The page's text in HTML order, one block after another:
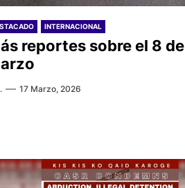
INTERNACIONAL
reportes sobre el 8 de
17 Marzo, 2026